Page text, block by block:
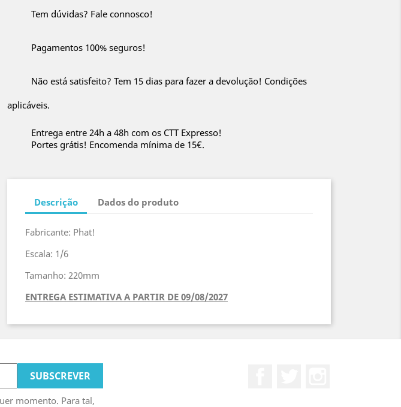
Tem dúvidas? Fale connosco!
Pagamentos 100% seguros!
Não está satisfeito? Tem 15 dias para fazer a devolução! Condições
aplicáveis.
Entrega entre 24h a 48h com os CTT Expresso!
Portes grátis! Encomenda mínima de 15€.
Descrição Dados do produto
Fabricante: Phat!
Escala: 1/6
Tamanho: 220mm
ENTREGA ESTIMATIVA A PARTIR DE 09/08/2027
momento. Para tal,